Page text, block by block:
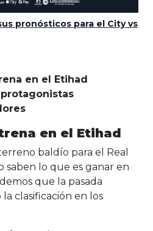
pronósticos para el City vs
en el Etihad
en el Etihad
baldío para el Real
saben lo que es ganar en
que la pasada
clasificación en los